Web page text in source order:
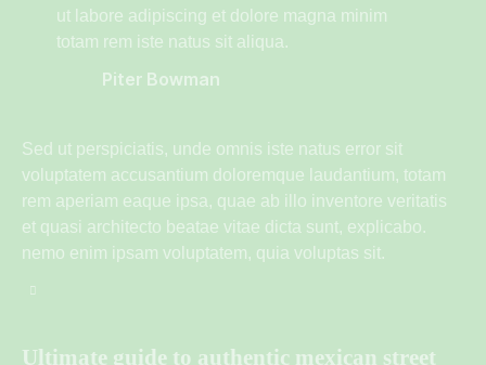
ut labore adipiscing et dolore magna minim
totam rem iste natus sit aliqua.
Piter Bowman
Sed ut perspiciatis, unde omnis iste natus error sit
voluptatem accusantium doloremque laudantium, totam
rem aperiam eaque ipsa, quae ab illo inventore veritatis
et quasi architecto beatae vitae dicta sunt, explicabo.
nemo enim ipsam voluptatem, quia voluptas sit.
Ultimate guide to authentic mexican street